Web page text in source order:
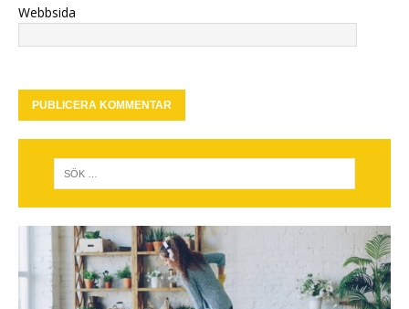
Webbsida